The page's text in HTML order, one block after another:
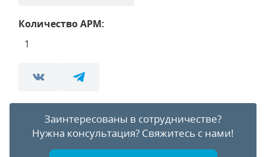
Количество АРМ:
1
Заинтересованы в сотрудничестве?
Нужна консультация? Свяжитесь с нами!